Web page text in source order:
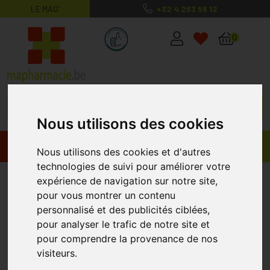
Nous utilisons des cookies
Nous utilisons des cookies et d'autres
technologies de suivi pour améliorer votre
expérience de navigation sur notre site,
pour vous montrer un contenu
personnalisé et des publicités ciblées,
pour analyser le trafic de notre site et
pour comprendre la provenance de nos
visiteurs.
LE MAG’ +32 4 263 56 12
MaPharmacie.be ma santé, mes
0
Promos Produits
Les Couleurs de Noir